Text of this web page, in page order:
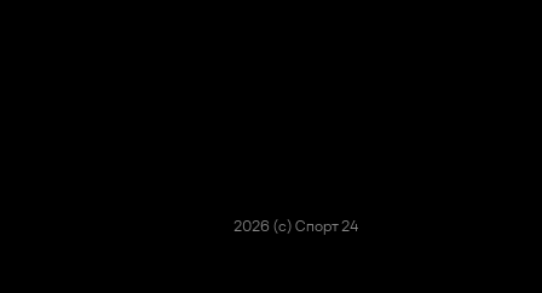
2026 (с) Спорт 24